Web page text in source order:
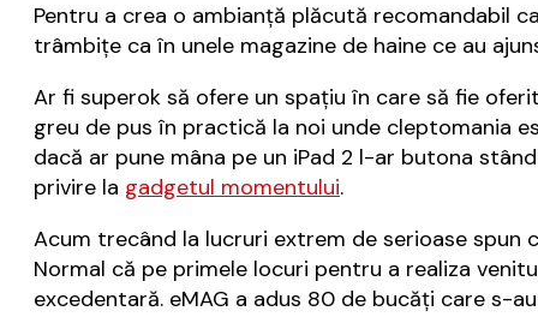
Pentru a crea o ambianţă plăcută recomandabil
trâmbiţe ca în unele magazine de haine ce au
Ar fi superok să ofere un spaţiu în care să fie
greu de pus în practică la noi unde cleptomania
dacă ar pune mâna pe un iPad 2 l-ar butona
privire la gadgetul momentului.
Acum trecând la lucruri extrem de serioase spun
Normal că pe primele locuri pentru a realiza
excedentară. eMAG a adus 80 de bucăţi care s-